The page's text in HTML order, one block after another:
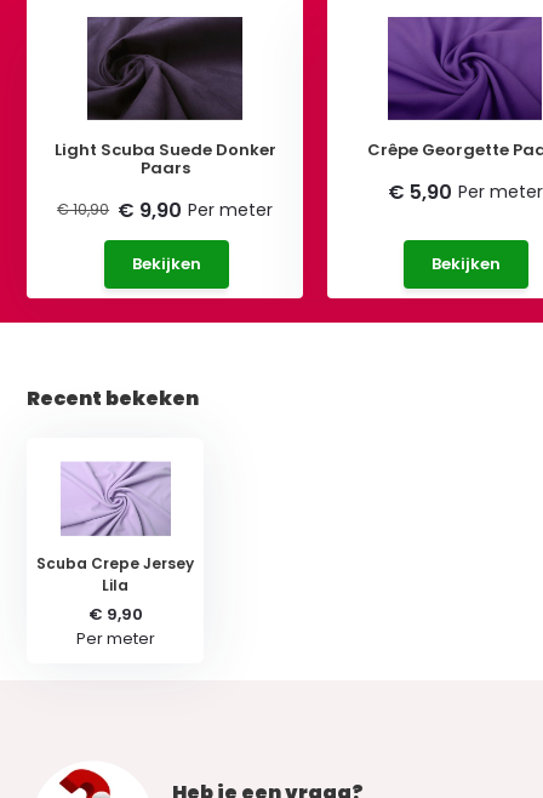
Light Scuba Suede Donker
Paars
€ 10,90 € 9,90 Per meter
Bekijken
Crêpe Georgette
€ 5,90 Per meter
Bekijken
Recent bekeken
Scuba Crepe Jersey
Lila
€ 9,90
Per meter
Heb je een vraag?